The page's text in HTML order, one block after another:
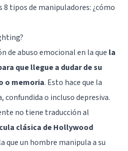
8 tipos de manipuladores: ¿cómo
de abuso emocional en la que la
que llegue a dudar de su
o memoria. Esto hace que la
confundida o incluso depresiva.
no tiene traducción al
clásica de Hollywood
que un hombre manipula a su